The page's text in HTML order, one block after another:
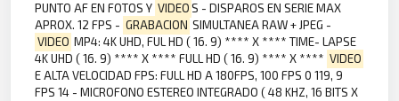
PUNTO AF EN FOTOS Y VIDEOS - DISPAROS EN SERIE MAX
APROX. 12 FPS - GRABACION SIMULTANEA RAW + JPEG -
VIDEO MP4: 4K UHD, FUL HD ( 16. 9) **** X **** TIME- LAPSE
4K UHD ( 16. 9) **** X **** FULL HD ( 16. 9) **** X **** VIDEO
E ALTA VELOCIDAD FPS: FULL HD A 180FPS, 100 FPS 0 119, 9
FPS 14 - MICROFONO ESTEREO INTEGRADO ( 48 KHZ, 16 BITS X